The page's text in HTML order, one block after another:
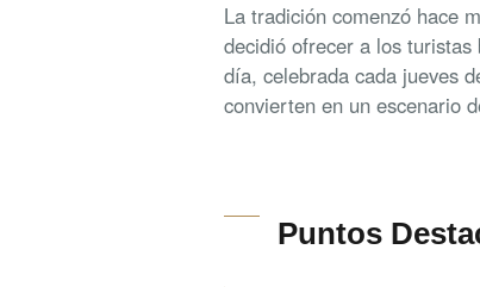
La tradición comenzó hace
decidió ofrecer a los
día, celebrada cada jueves
convierten en un escenario
Puntos